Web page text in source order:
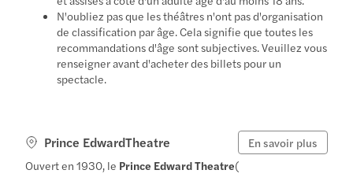
N'oubliez pas que les théâtres n'ont pas d'organisation
de classification par âge. Cela signifie que toutes les
recommandations d'âge sont subjectives. Veuillez vous
renseigner avant d'acheter des billets pour un
spectacle.
Prince EdwardTheatre
En savoir plus
Ouvert en 1930, le Prince Edward Theatre(